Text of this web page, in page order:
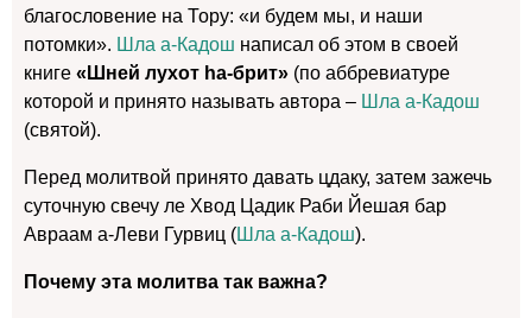
благословение на Тору: «и будем мы, и наши
потомки». Шла а-Кадош написал об этом в своей
книге «Шней лухот hа-брит» (по аббревиатуре
которой и принято называть автора – Шла а-Кадош
(святой).
Перед молитвой принято давать цдаку, затем зажечь
суточную свечу ле Хвод Цадик Раби Йешая бар
Авраам а-Леви Гурвиц (Шла а-Кадош).
Почему эта молитва так важна?